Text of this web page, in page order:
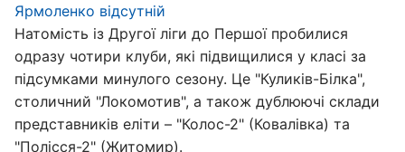
Ярмоленко відсутній
Натомість із Другої ліги до Першої пробилися
одразу чотири клуби, які підвищилися у класі за
підсумками минулого сезону. Це "Куликів-Білка",
столичний "Локомотив", а також дублюючі склади
представників еліти – "Колос-2" (Ковалівка) та
"Полісся-2" (Житомир).